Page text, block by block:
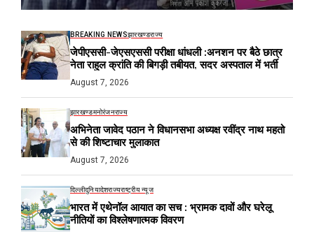
BREAKING NEWSझारखण्डराज्य
जेपीएससी-जेएसएससी परीक्षा धांधली :अनशन पर बैठे छात्र
नेता राहुल क्रांति की बिगड़ी तबीयत, सदर अस्पताल में भर्ती
August 7, 2026
झारखण्डमनोरंजनराज्य
अभिनेता जावेद पठान ने विधानसभा अध्यक्ष रवींद्र नाथ महतो
से की शिष्टाचार मुलाकात
August 7, 2026
दिल्लीदुनियादेशराज्यराष्ट्रीय न्यूज
भारत में एथेनॉल आयात का सच : भ्रामक दावों और घरेलू
नीतियों का विश्लेषणात्मक विवरण